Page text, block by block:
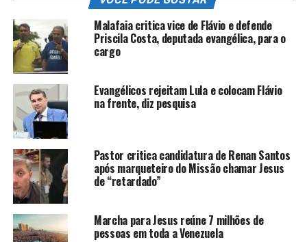
Malafaia critica vice de Flávio e defende
Priscila Costa, deputada evangélica, para o
cargo
Evangélicos rejeitam Lula e colocam Flávio
na frente, diz pesquisa
Pastor critica candidatura de Renan Santos
após marqueteiro do Missão chamar Jesus
de “retardado”
Marcha para Jesus reúne 7 milhões de
pessoas em toda a Venezuela